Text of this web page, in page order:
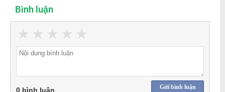
Bình luận
★
★
★
★
★
Gửi bình luận
0 bình luận